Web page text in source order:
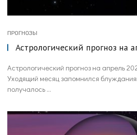
ПРОГНОЗЫ
Астрологический прогноз на
Астрологический прогноз на апрель
Уходящий месяц запомнился
получалось ...